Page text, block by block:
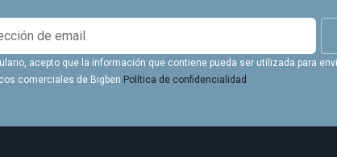
acepto que la información que contiene pueda ser utilizada para
comerciales de Bigben Política de confidencialidad